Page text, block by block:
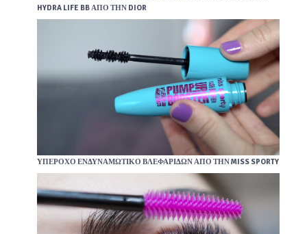
HYDRA LIFE BB ΑΠΌ ΤΗΝ DIOR
ΥΠΈΡΟΧΟ ΕΝΔΥΝΑΜΩΤΙΚΌ ΒΛΕΦΑΡΊΔΩΝ ΑΠΌ ΤΗΝ MISS SPORTY